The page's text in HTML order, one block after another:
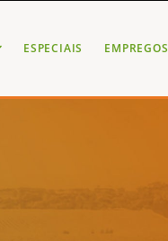
ESPECIAIS EMPREGOS